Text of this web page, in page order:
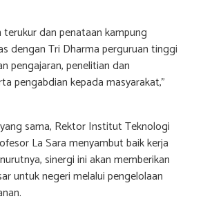
terukur dan penataan kampung
dengan Tri Dharma perguruan tinggi
pengajaran, penelitian dan
pengabdian kepada masyarakat,”
sama, Rektor Institut Teknologi
La Sara menyambut baik kerja
sinergi ini akan memberikan
untuk negeri melalui pengelolaan